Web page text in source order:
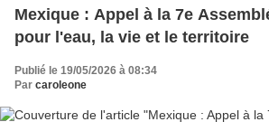
Mexique : Appel à la 7e
pour l'eau, la vie et le territoire
Publié le 19/05/2026 à 08:34
Par caroleone